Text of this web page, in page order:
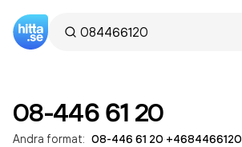
08-446 61 20
Andra format: 08-446 61 20 +4684466120